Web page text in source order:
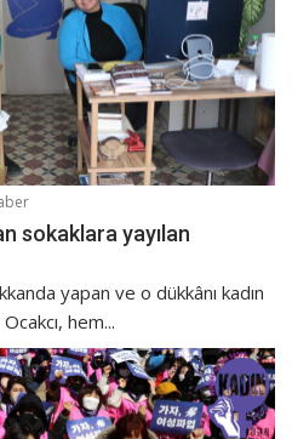
sokaklara yayılan
yapan ve o dükkânı kadın
hem...